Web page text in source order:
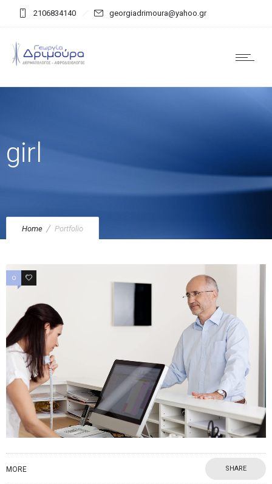
2106834140 georgiadrimoura@yahoo.gr
girl
Home Portfolio
0 0
MORE SHARE